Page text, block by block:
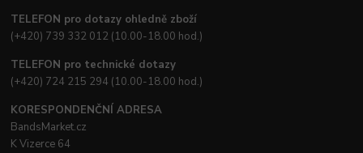
TELEFON pro dotazy ohledně zboží
(+420) 739 332 012 (10.00-18.00 hod.)
TELEFON pro technické dotazy
(+420) 724 215 294 (10.00-18.00 hod.)
KORESPONDENČNÍ ADRESA
BandsMarket.cz
K Vizerce 64